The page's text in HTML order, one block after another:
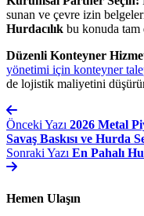
sunan ve çevre izin
Hurdacılık bu konuda tam
Düzenli Konteyner
yönetimi için konteyner
de lojistik maliyetini
Önceki Yazı 2026 Metal
Savaş Baskısı ve Hurda
Sonraki Yazı En Pahalı
Hemen Ulaşın